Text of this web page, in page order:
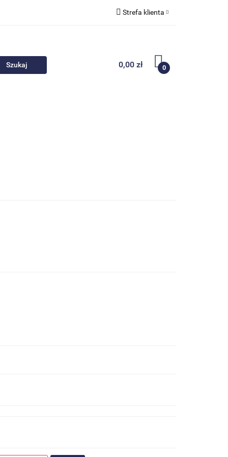
Strefa klienta
Zarejestruj się
Dodaj zgłoszenie
0,00 zł 0